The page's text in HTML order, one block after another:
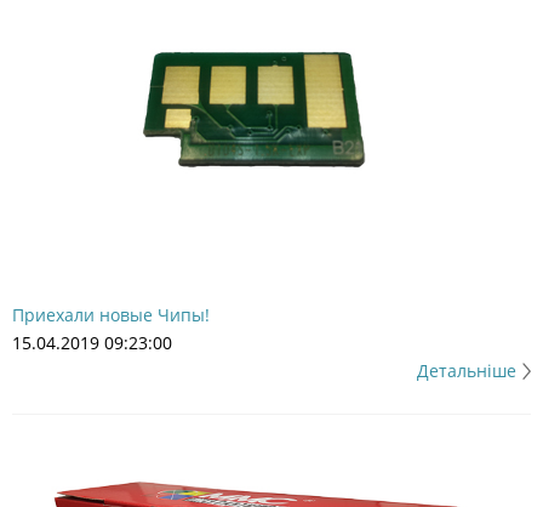
Приехали новые Чипы!
15.04.2019 09:23:00
Детальніше